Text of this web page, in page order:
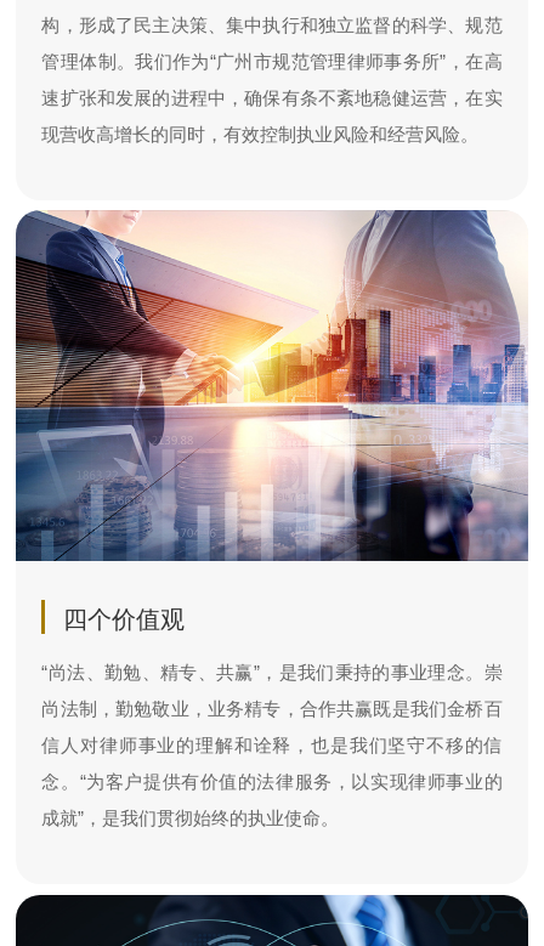
构，形成了民主决策、集中执行和独立监督的科学、规范
管理体制。我们作为“广州市规范管理律师事务所”，在高
速扩张和发展的进程中，确保有条不紊地稳健运营，在实
现营收高增长的同时，有效控制执业风险和经营风险。
四个价值观
“尚法、勤勉、精专、共赢”，是我们秉持的事业理念。崇
尚法制，勤勉敬业，业务精专，合作共赢既是我们金桥百
信人对律师事业的理解和诠释，也是我们坚守不移的信
念。“为客户提供有价值的法律服务，以实现律师事业的
成就”，是我们贯彻始终的执业使命。